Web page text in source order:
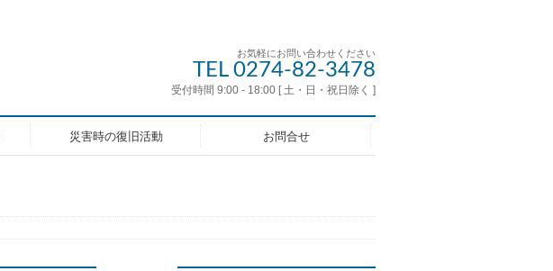
お気軽にお問い合わせください
TEL 0274-82-3478
受付時間 9:00 - 18:00 [ 土・日・祝日除く ]
災害時の復旧活動 お問合せ